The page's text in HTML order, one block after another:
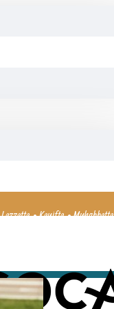
Lezzette • Keyifte • Muhabbette